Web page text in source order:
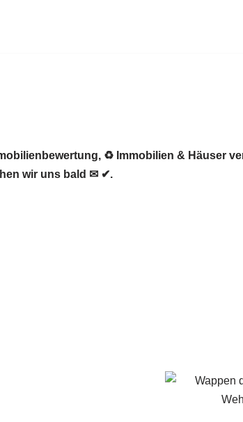
♻ Immobilien & Häuser
wir uns bald ✉ ✔.